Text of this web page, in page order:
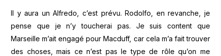
Il y aura un Alfredo, c’est prévu. Rodolfo, en revanche, je
pense que je n’y toucherai pas. Je suis content que
Marseille m’ait engagé pour Macduff, car cela m’a fait trouver
des choses, mais ce n’est pas le type de rôle qu’on me